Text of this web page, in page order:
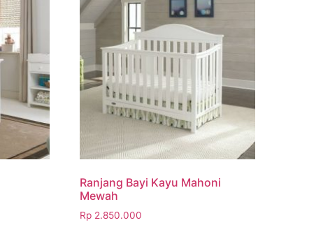
Ranjang Bayi Kayu Mahoni
Mewah
Rp 2.850.000